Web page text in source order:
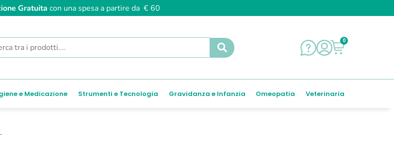
Gratuita con una spesa a partire da € 60
0
e Medicazione Strumenti e Tecnologia Gravidanza e Infanzia Omeopatia Veterinaria